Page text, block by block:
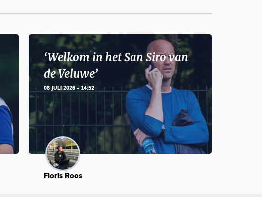
‘Welkom in het San Siro van
de Veluwe’
08 JULI 2026 - 14:52
Floris Roos